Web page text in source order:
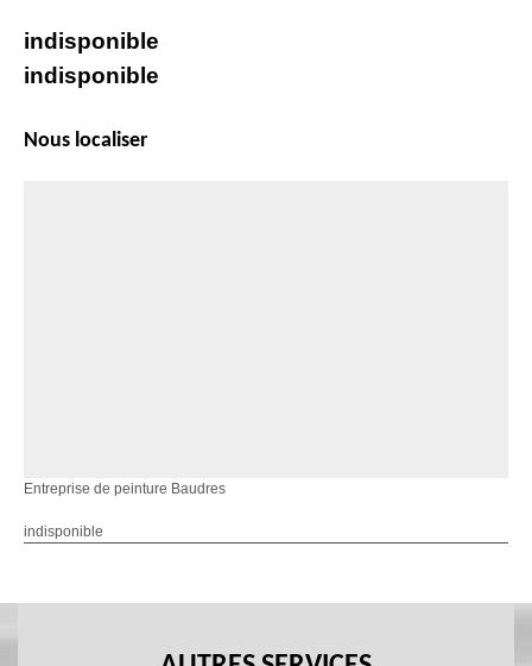
indisponible
indisponible
Nous localiser
Entreprise de peinture Baudres
indisponible